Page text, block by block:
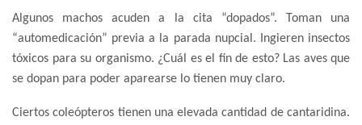
Algunos machos acuden a la cita “dopados”. Toman una
“automedicación” previa a la parada nupcial. Ingieren insectos
tóxicos para su organismo. ¿Cuál es el fin de esto? Las aves que
se dopan para poder aparearse lo tienen muy claro.
Ciertos coleópteros tienen una elevada cantidad de cantaridina.